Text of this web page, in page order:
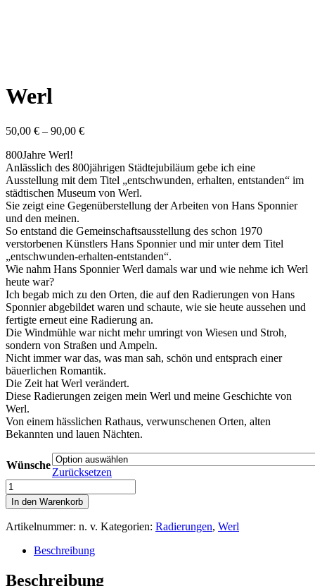
Werl
50,00 € – 90,00 €
800Jahre Werl!
Anlässlich des 800jährigen Städtejubiläum gebe ich eine
Ausstellung mit dem Titel „entschwunden, erhalten, entstanden“ im
städtischen Museum von Werl.
Sie zeigt eine Gegenüberstellung der Arbeiten von Hans Sponnier
und den meinen.
So entstand die Gemeinschaftsausstellung des schon 1970
verstorbenen Künstlers Hans Sponnier und mir unter dem Titel
„entschwunden-erhalten-entstanden“.
Wie nahm Hans Sponnier Werl damals war und wie nehme ich Werl
heute war?
Ich begab mich zu den Orten, die auf den Radierungen von Hans
Sponnier abgebildet waren und schaute, wie sie heute aussehen und
fertigte erneut eine Radierung an.
Die Windmühle war nicht mehr umringt von Wiesen und Stroh,
sondern von Straßen und Ampeln.
Nicht immer war das, was man sah, schön und entsprach einer
bäuerlichen Romantik.
Die Zeit hat Werl verändert.
Diese Radierungen zeigen mein Werl und meine Geschichte von
Werl.
Von einem hässlichen Rathaus, verwunschenen Orten, alten
Bekannten und lauen Nächten.
Wünsche
Zurücksetzen
Werl
Menge
In den Warenkorb
Artikelnummer: n. v. Kategorien: Radierungen, Werl
Beschreibung
Beschreibung